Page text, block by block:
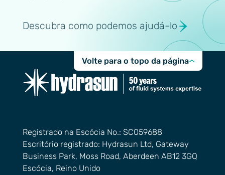
Descubra como podemos ajudá-lo
Volte para o topo da página
Registrado na Escócia No.: SC059688
Escritório registrado: Hydrasun Ltd, Gateway
Business Park, Moss Road, Aberdeen AB12 3GQ
Escócia, Reino Unido